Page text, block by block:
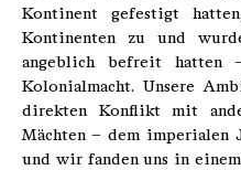
Kontinent gefestigt
Kontinenten zu und
angeblich befreit hatten
Kolonialmacht. Unsere
direkten Konflikt mit
Mächten – dem imperialen
und wir fanden uns in